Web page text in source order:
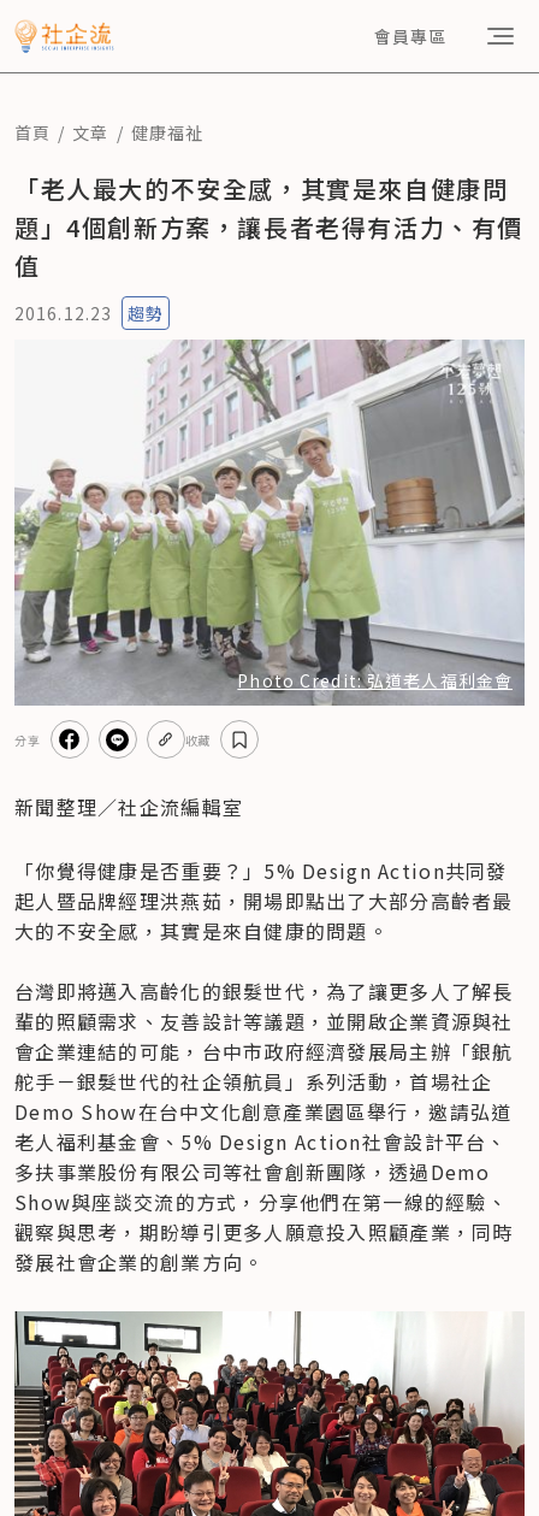
會員專區
首頁 文章 健康福祉
「老人最大的不安全感，其實是來自健康問
題」4個創新方案，讓長者老得有活力、有價
值
2016.12.23 趨勢
Photo Credit: 弘道老人福利金會
分享 收藏
新聞整理／社企流編輯室
「你覺得健康是否重要？」5% Design Action共同發
起人暨品牌經理洪燕茹，開場即點出了大部分高齡者最
大的不安全感，其實是來自健康的問題。
台灣即將邁入高齡化的銀髮世代，為了讓更多人了解長
輩的照顧需求、友善設計等議題，並開啟企業資源與社
會企業連結的可能，台中市政府經濟發展局主辦「銀航
舵手－銀髮世代的社企領航員」系列活動，首場社企
Demo Show在台中文化創意產業園區舉行，邀請弘道
老人福利基金會、5% Design Action社會設計平台、
多扶事業股份有限公司等社會創新團隊，透過Demo
Show與座談交流的方式，分享他們在第一線的經驗、
觀察與思考，期盼導引更多人願意投入照顧產業，同時
發展社會企業的創業方向。